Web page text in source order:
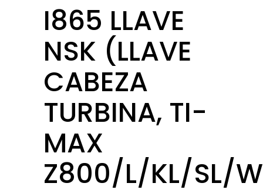
I865 LLAVE
NSK (LLAVE
CABEZA
TURBINA, TI-
MAX
Z800/L/KL/SL/